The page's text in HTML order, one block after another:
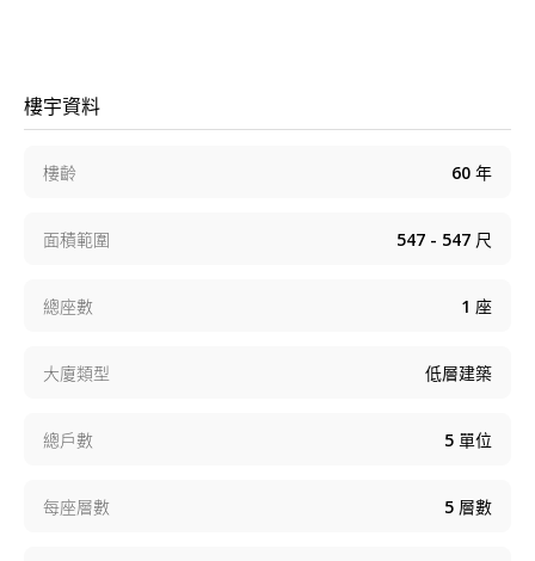
樓宇資料
樓齡 60 年
面積範圍 547 - 547 尺
總座數 1 座
大廈類型 低層建築
總戶數 5 單位
每座層數 5 層數